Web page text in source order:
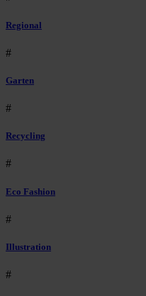
Regional
#
Garten
#
Recycling
#
Eco Fashion
#
Illustration
#